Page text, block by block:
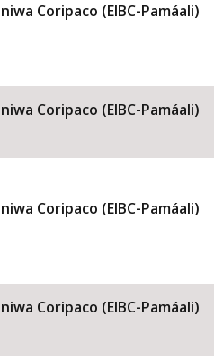
Coripaco (EIBC-Pamáali)
Coripaco (EIBC-Pamáali)
Coripaco (EIBC-Pamáali)
Coripaco (EIBC-Pamáali)